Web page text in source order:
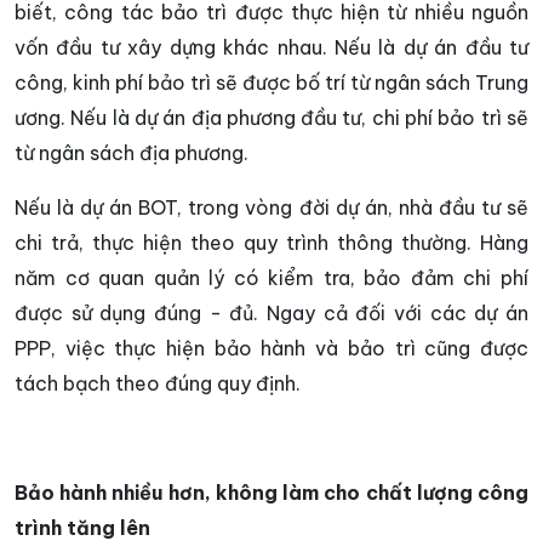
biết, công tác bảo trì được thực hiện từ nhiều nguồn
vốn đầu tư xây dựng khác nhau. Nếu là dự án đầu tư
công, kinh phí bảo trì sẽ được bố trí từ ngân sách Trung
ương. Nếu là dự án địa phương đầu tư, chi phí bảo trì sẽ
từ ngân sách địa phương.
Nếu là dự án BOT, trong vòng đời dự án, nhà đầu tư sẽ
chi trả, thực hiện theo quy trình thông thường. Hàng
năm cơ quan quản lý có kiểm tra, bảo đảm chi phí
được sử dụng đúng - đủ. Ngay cả đối với các dự án
PPP, việc thực hiện bảo hành và bảo trì cũng được
tách bạch theo đúng quy định.
Bảo hành nhiều hơn, không làm cho chất lượng công
trình tăng lên